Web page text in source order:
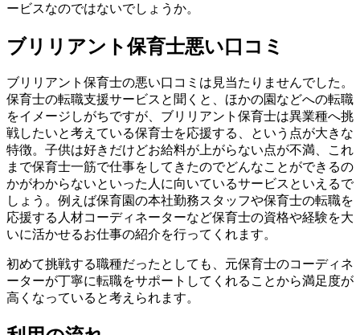
ービスなのではないでしょうか。
ブリリアント保育士悪い口コミ
ブリリアント保育士の悪い口コミは見当たりませんでした。
保育士の転職支援サービスと聞くと、ほかの園などへの転職
をイメージしがちですが、ブリリアント保育士は異業種へ挑
戦したいと考えている保育士を応援する、という点が大きな
特徴。子供は好きだけどお給料が上がらない点が不満、これ
まで保育士一筋で仕事をしてきたのでどんなことができるの
かがわからないといった人に向いているサービスといえるで
しょう。例えば保育園の本社勤務スタッフや保育士の転職を
応援する人材コーディネーターなど保育士の資格や経験を大
いに活かせるお仕事の紹介を行ってくれます。
初めて挑戦する職種だったとしても、元保育士のコーディネ
ーターが丁寧に転職をサポートしてくれることから満足度が
高くなっていると考えられます。